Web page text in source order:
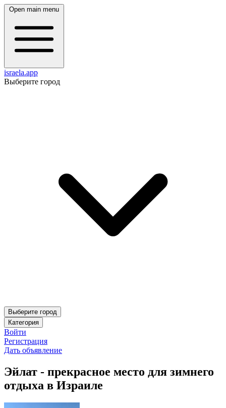
Open main menu
israela.app
Выберите город
Выберите город
Категория
Войти
Регистрация
Дать объявление
Эйлат - прекрасное место для зимнего
отдыха в Израиле